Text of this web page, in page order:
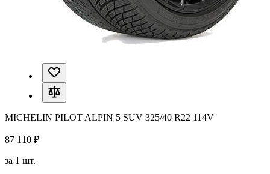
MICHELIN PILOT ALPIN 5 SUV 325/40 R22 114V
87 110 ₽
за 1 шт.